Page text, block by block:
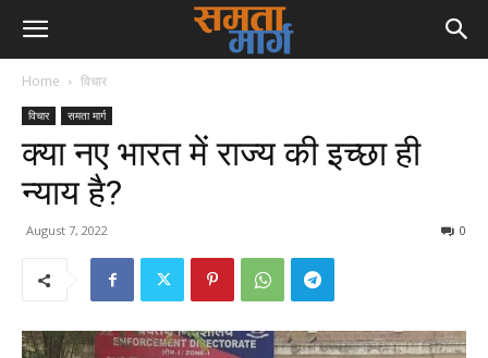
Home विचार
विचार समता मार्ग
क्या नए भारत में राज्य की इच्छा ही
न्याय है?
August 7, 2022 0